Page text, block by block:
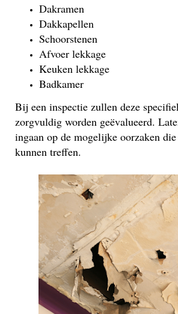
Dakramen
Dakkapellen
Schoorstenen
Afvoer lekkage
Keuken lekkage
Badkamer
Bij een inspectie zullen deze
zorgvuldig worden geëvalueerd.
ingaan op de mogelijke oorzaken
kunnen treffen.